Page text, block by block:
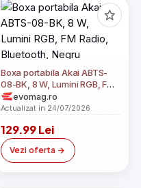
Boxa portabila Akai ABTS-
08-BK, 8 W, Lumini RGB, FM
Radio, Bluetooth, Negru
evomag.ro
Actualizat in 24/07/2026
129.99 Lei
Vezi oferta